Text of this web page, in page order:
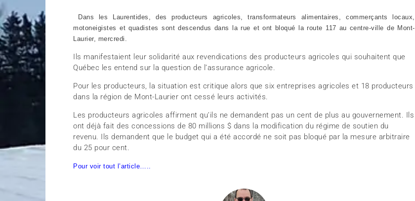
Dans les Laurentides, des producteurs agricoles, transformateurs alimentaires, commerçants locaux,
motoneigistes et quadistes sont descendus dans la rue et ont bloqué la route 117 au centre-ville de Mont-
Laurier, mercredi.
Ils manifestaient leur solidarité aux revendications des producteurs agricoles qui souhaitent que
Québec les entend sur la question de l’assurance agricole.
Pour les producteurs, la situation est critique alors que six entreprises agricoles et 18 producteurs
dans la région de Mont-Laurier ont cessé leurs activités.
Les producteurs agricoles affirment qu’ils ne demandent pas un cent de plus au gouvernement. Ils
ont déjà fait des concessions de 80 millions $ dans la modification du régime de soutien du
revenu. Ils demandent que le budget qui a été accordé ne soit pas bloqué par la mesure arbitraire
du 25 pour cent.
Pour voir tout l’article…..